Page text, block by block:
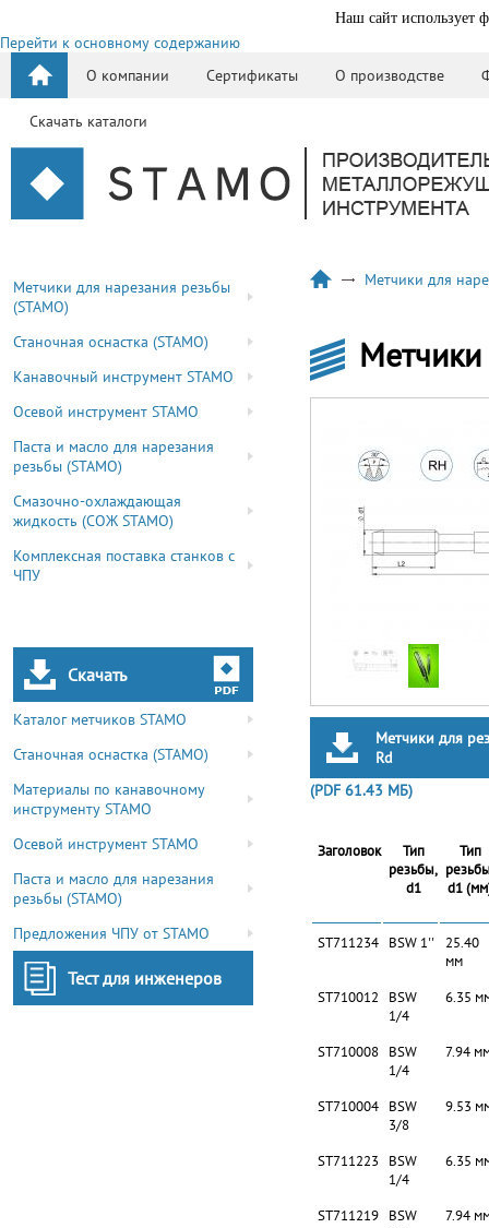
Наш сайт использует
Перейти к основному содержанию
О компании
Сертификаты О производстве
Скачать каталоги
Метчики для нарезания резьбы
(STAMO)
Станочная оснастка (STAMO)
Канавочный инструмент STAMO
Осевой инструмент STAMO
Паста и масло для нарезания
резьбы (STAMO)
Смазочно-охлаждающая
жидкость (СОЖ STAMO)
Комплексная поставка станков с
ЧПУ
Скачать
Каталог метчиков STAMO
Станочная оснастка (STAMO)
Материалы по канавочному
инструменту STAMO
Осевой инструмент STAMO
Паста и масло для нарезания
резьбы (STAMO)
Предложения ЧПУ от STAMO
Тест для инженеров
Метчики для
Метчики
Метчики для
Rd
(PDF 61.43 МБ)
Заголовок
Тип
резьбы,
d1
Тип
d1
ST711234 BSW 1'' 25.40
мм
ST710012
BSW
1/4
6.35
ST710008 BSW
1/4
7.94
ST710004 BSW
3/8
9.53
ST711223
BSW
1/4
6.35
ST711219 BSW
7.94